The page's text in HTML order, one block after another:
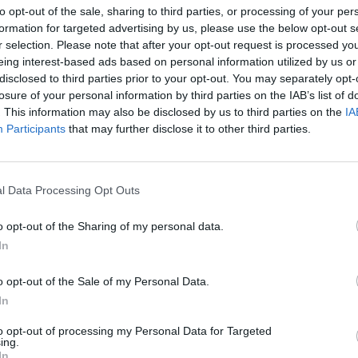
opt-out of the sale, sharing to third parties, or processing of your
for targeted advertising by us, please use the below opt-out
selection. Please note that after your opt-out request is processed
interest-based ads based on personal information utilized by us
to third parties prior to your opt-out. You may separately
of your personal information by third parties on the IAB’s list of
This information may also be disclosed by us to third parties on the
Participants that may further disclose it to other third parties.
Data Processing Opt Outs
opt-out of the Sharing of my personal data.
opt-out of the Sale of my Personal Data.
opt-out of processing my Personal Data for Targeted
€ 278.051
Fatturato per dipendente
per un totale di 28.546 euro (2021–2024).
[decisione su SA.100155 e modifiche
ai sensi della decisione SA. 62668 e
entrate